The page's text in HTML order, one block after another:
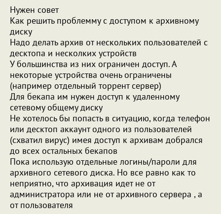
Нужен совет
Как решить проблемму с доступом к архивному
диску
Надо делать архив от нескольких пользователей с
десктопа и несколких устройств
У большинства из них ограничен доступ. А
некоторые устройства очень ограничены
(например отдельный торрент сервер)
Для бекапа им нужен доступ к удаленному
сетевому общему диску
Не хотелось бы попасть в ситуацию, когда телефон
или десктоп аккаунт одного из пользователей
(схватил вирус) имея доступ к архивам добрался
до всех остальных бекапов
Пока использую отдельные логины/пароли для
архивного сетевого диска. Но все равно как то
неприятно, что архивация идет не от
администратора или не от архивного сервера , а
от пользователя